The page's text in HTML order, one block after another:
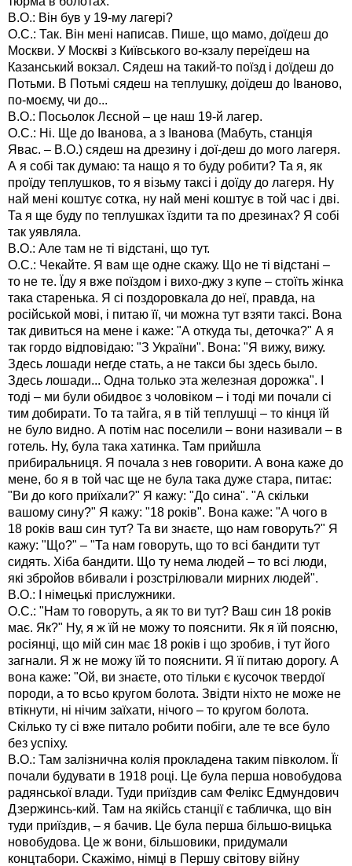
В.О.: Він був у 19-му лагері?
О.С.: Так. Він мені написав. Пише, що мамо, доїдеш до
Москви. У Москві з Київського во-кзалу переїдеш на
Казанський вокзал. Сядеш на такий-то поїзд і доїдеш до
Потьми. В Потьмі сядеш на теплушку, доїдеш до Іваново,
по-моєму, чи до...
В.О.: Посьолок Лєсной – це наш 19-й лагер.
О.С.: Ні. Ще до Іванова, а з Іванова (Мабуть, станція
Явас. – В.О.) сядеш на дрезину і дої-деш до мого лагеря.
А я собі так думаю: та нащо я то буду робити? Та я, як
проїду теплушков, то я візьму таксі і доїду до лагеря. Ну
най мені коштує сотка, ну най мені коштує в той час і дві.
Та я ще буду по теплушках їздити та по дрезинах? Я собі
так уявляла.
В.О.: Але там не ті відстані, що тут.
О.С.: Чекайте. Я вам ще одне скажу. Що не ті відстані –
то не те. Їду я вже поїздом і вихо-джу з купе – стоїть жінка
така старенька. Я сі поздоровкала до неї, правда, на
російськой мові, і питаю її, чи можна тут взяти таксі. Вона
так дивиться на мене і каже: "А откуда ты, деточка?" А я
так гордо відповідаю: "З України". Вона: "Я вижу, вижу.
Здесь лошади негде стать, а не такси бы здесь было.
Здесь лошади... Одна только эта железная дорожка". І
тоді – ми були обидвоє з чоловіком – і тоді ми почали сі
тим добирати. То та тайга, я в тій теплушці – то кінця їй
не було видно. А потім нас поселили – вони називали – в
готель. Ну, була така хатинка. Там прийшла
прибиральниця. Я почала з нев говорити. А вона каже до
мене, бо я в той час ще не була така дуже стара, питає:
"Ви до кого приїхали?" Я кажу: "До сина". "А скільки
вашому сину?" Я кажу: "18 років". Вона каже: "А чого в
18 років ваш син тут? Та ви знаєте, що нам говоруть?" Я
кажу: "Що?" – "Та нам говоруть, що то всі бандити тут
сидять. Хіба бандити. Що ту нема людей – то всі люди,
які збройов вбивали і розстрілювали мирних людей".
В.О.: І німецькі прислужники.
О.С.: "Нам то говоруть, а як то ви тут? Ваш син 18 років
має. Як?" Ну, я ж їй не можу то пояснити. Як я їй поясню,
росіянці, що мій син має 18 років і що зробив, і тут його
загнали. Я ж не можу їй то пояснити. Я її питаю дорогу. А
вона каже: "Ой, ви знаєте, ото тільки є кусочок твердої
породи, а то всьо кругом болота. Звідти ніхто не може не
втікнути, ні нічим заїхати, нічого – то кругом болота.
Скілько ту сі вже питало робити побіги, але те все було
без успіху.
В.О.: Там залізнична колія прокладена таким півколом. Її
почали будувати в 1918 році. Це була перша новобудова
радянської влади. Туди приїздив сам Фелікс Едмундович
Дзержинсь-кий. Там на якійсь станції є табличка, що він
туди приїздив, – я бачив. Це була перша більшо-вицька
новобудова. Це ж вони, більшовики, придумали
концтабори. Скажімо, німці в Першу світову війну